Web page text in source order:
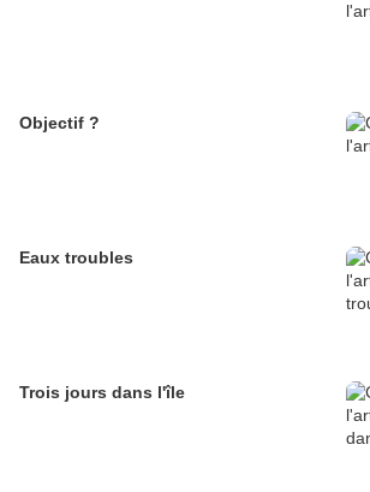
Objectif ?
Eaux troubles
Trois jours dans l'île